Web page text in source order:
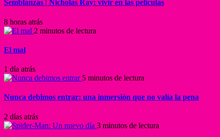
Semblanzas | Nicholas Ray: vivir en las películas
8 horas atrás
2 minutos de lectura
El mal
1 día atrás
5 minutos de lectura
Nunca debimos entrar: una inmersión que no valía la pena
2 días atrás
3 minutos de lectura